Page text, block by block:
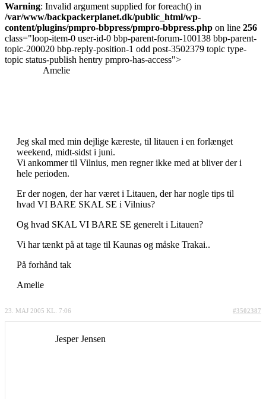
Warning: Invalid argument supplied for foreach() in
/var/www/backpackerplanet.dk/public_html/wp-
content/plugins/pmpro-bbpress/pmpro-bbpress.php on line 256
class="loop-item-0 user-id-0 bbp-parent-forum-100138 bbp-parent-
topic-200020 bbp-reply-position-1 odd post-3502379 topic type-
topic status-publish hentry pmpro-has-access">
Amelie
Jeg skal med min dejlige kæreste, til litauen i en forlænget
weekend, midt-sidst i juni.
Vi ankommer til Vilnius, men regner ikke med at bliver der i
hele perioden.
Er der nogen, der har været i Litauen, der har nogle tips til
hvad VI BARE SKAL SE i Vilnius?
Og hvad SKAL VI BARE SE generelt i Litauen?
Vi har tænkt på at tage til Kaunas og måske Trakai..
På forhånd tak
Amelie
23. MAJ 2005 KL. 7:06 #3502387
Jesper Jensen